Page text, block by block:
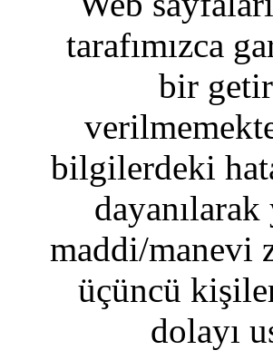
tarafımızca
bir
bilgilerdeki
maddi/manevi
üçüncü
dolayı